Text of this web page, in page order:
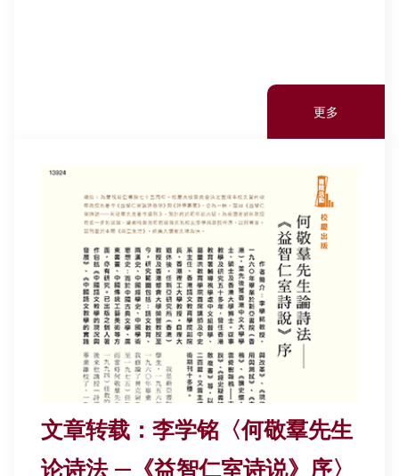
更多
文章转载：李学铭〈何敬羣先生
论诗法 —《益智仁室诗说》序〉